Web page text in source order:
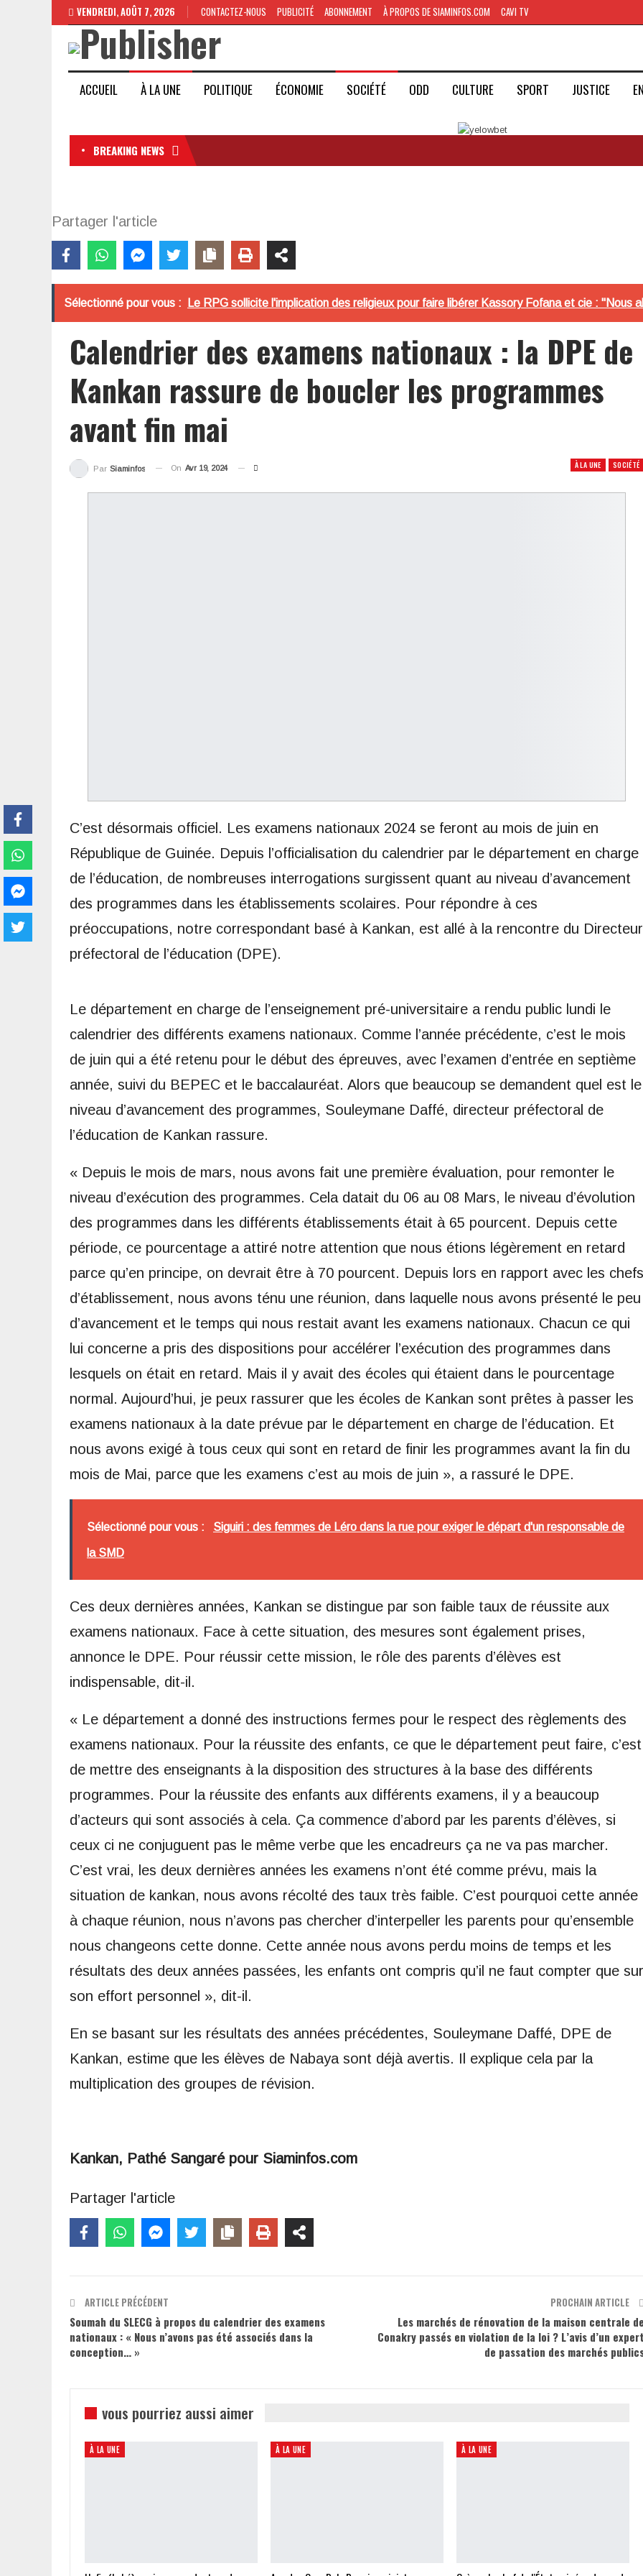
VENDREDI, AOÛT 7, 2026 CONTACTEZ-NOUS PUBLICITÉ ABONNEMENT À PROPOS DE SIAMINFOS.COM CAVI TV
ACCUEIL À LA UNE POLITIQUE ÉCONOMIE SOCIÉTÉ ODD CULTURE SPORT JUSTICE
BREAKING NEWS
Partager l'article
Sélectionné pour vous : Le RPG sollicite l'implication des religieux pour faire libérer Kassory Fofana et cie : "Nous
Calendrier des examens nationaux : la DPE de
Kankan rassure de boucler les programmes
avant fin mai
À LA UNE SOCIÉTÉ
Par Siaminfos On Avr 19, 2024
C’est désormais officiel. Les examens nationaux 2024 se feront au mois de juin en
République de Guinée. Depuis l’officialisation du calendrier par le département en charge
de l’éducation, de nombreuses interrogations surgissent quant au niveau d’avancement
des programmes dans les établissements scolaires. Pour répondre à ces
préoccupations, notre correspondant basé à Kankan, est allé à la rencontre du Directeur
préfectoral de l’éducation (DPE).
Le département en charge de l’enseignement pré-universitaire a rendu public lundi le
calendrier des différents examens nationaux. Comme l’année précédente, c’est le mois
de juin qui a été retenu pour le début des épreuves, avec l’examen d’entrée en septième
année, suivi du BEPEC et le baccalauréat. Alors que beaucoup se demandent quel est le
niveau d’avancement des programmes, Souleymane Daffé, directeur préfectoral de
l’éducation de Kankan rassure.
« Depuis le mois de mars, nous avons fait une première évaluation, pour remonter le
niveau d’exécution des programmes. Cela datait du 06 au 08 Mars, le niveau d’évolution
des programmes dans les différents établissements était à 65 pourcent. Depuis cette
période, ce pourcentage a attiré notre attention que nous étions légèrement en retard
parce qu’en principe, on devrait être à 70 pourcent. Depuis lors en rapport avec les chefs
d’établissement, nous avons ténu une réunion, dans laquelle nous avons présenté le peu
d’avancement et le temps qui nous restait avant les examens nationaux. Chacun ce qui
lui concerne a pris des dispositions pour accélérer l’exécution des programmes dans
lesquels on était en retard. Mais il y avait des écoles qui étaient dans le pourcentage
normal. Aujourd’hui, je peux rassurer que les écoles de Kankan sont prêtes à passer les
examens nationaux à la date prévue par le département en charge de l’éducation. Et
nous avons exigé à tous ceux qui sont en retard de finir les programmes avant la fin du
mois de Mai, parce que les examens c’est au mois de juin », a rassuré le DPE.
Sélectionné pour vous : Siguiri : des femmes de Léro dans la rue pour exiger le départ d'un responsable de
la SMD
Ces deux dernières années, Kankan se distingue par son faible taux de réussite aux
examens nationaux. Face à cette situation, des mesures sont également prises,
annonce le DPE. Pour réussir cette mission, le rôle des parents d’élèves est
indispensable, dit-il.
« Le département a donné des instructions fermes pour le respect des règlements des
examens nationaux. Pour la réussite des enfants, ce que le département peut faire, c’est
de mettre des enseignants à la disposition des structures à la base des différents
programmes. Pour la réussite des enfants aux différents examens, il y a beaucoup
d’acteurs qui sont associés à cela. Ça commence d’abord par les parents d’élèves, si
ceux ci ne conjuguent pas le même verbe que les encadreurs ça ne va pas marcher.
C’est vrai, les deux dernières années les examens n’ont été comme prévu, mais la
situation de kankan, nous avons récolté des taux très faible. C’est pourquoi cette année
à chaque réunion, nous n’avons pas chercher d’interpeller les parents pour qu’ensemble
nous changeons cette donne. Cette année nous avons perdu moins de temps et les
résultats des deux années passées, les enfants ont compris qu’il ne faut compter que sur
son effort personnel », dit-il.
En se basant sur les résultats des années précédentes, Souleymane Daffé, DPE de
Kankan, estime que les élèves de Nabaya sont déjà avertis. Il explique cela par la
multiplication des groupes de révision.
Kankan, Pathé Sangaré pour Siaminfos.com
Partager l'article
ARTICLE PRÉCÉDENT
Soumah du SLECG à propos du calendrier des examens
nationaux : « Nous n’avons pas été associés dans la
conception… »
PROCHAIN ARTICLE
Les marchés de rénovation de la maison centrale
Conakry passés en violation de la loi ? L’avis d’un
de passation des marchés
vous pourriez aussi aimer
À LA UNE À LA UNE À LA UNE